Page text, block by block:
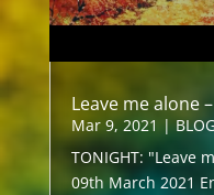
Leave me alone
Mar 9, 2021 |
TONIGHT: "Leave
09th March 2021